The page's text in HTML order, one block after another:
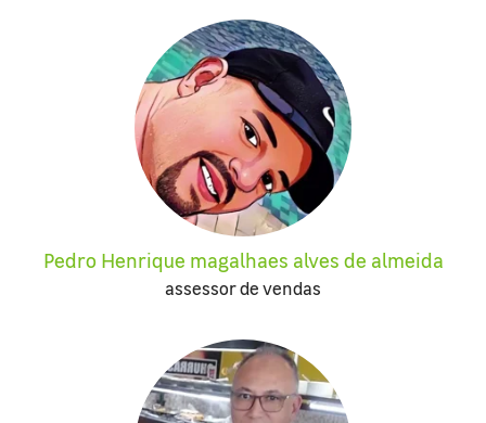
Pedro Henrique magalhaes alves de almeida
assessor de vendas